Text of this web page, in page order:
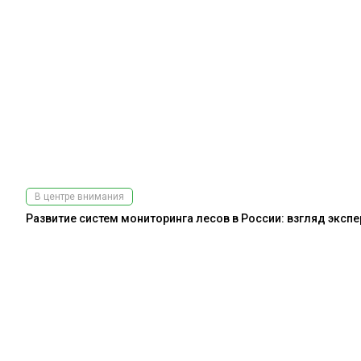
В центре внимания
Развитие систем мониторинга лесов в России: взгляд